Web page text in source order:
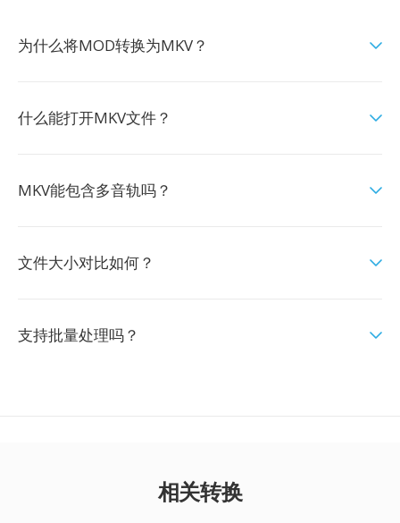
为什么将MOD转换为MKV？
什么能打开MKV文件？
MKV能包含多音轨吗？
文件大小对比如何？
支持批量处理吗？
相关转换